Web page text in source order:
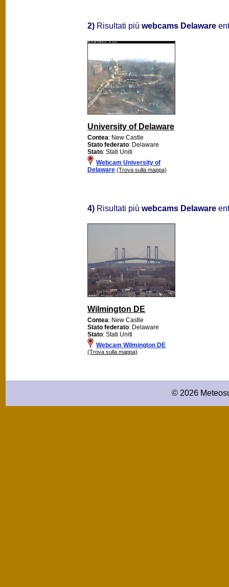
2) Risultati più webcams Delaware
University of Delaware
Contea: New Castle
Stato federato: Delaware
Stato: Stati Uniti
Webcam University of
Delaware (Trova sulla mappa)
4) Risultati più webcams Delaware
Wilmington DE
Contea: New Castle
Stato federato: Delaware
Stato: Stati Uniti
Webcam Wilmington DE
(Trova sulla mappa)
© 2026